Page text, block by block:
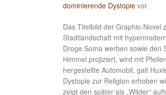
dominierende Dystopie vor.
Das Titelbild der Graphic-Novel
Stadtlandschaft mit
Droge Soma werben sowie den
Himmel projiziert, wird mit
hergestellte Automobil, galt
Dystopie zur Religion erhoben
zeigt den später als „Wilder“